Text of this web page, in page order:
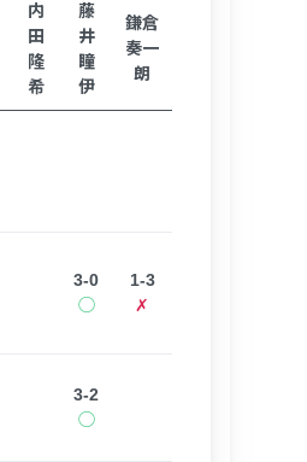
内
田
隆
希
藤
井
瞳
伊
鎌倉
奏一
朗
3-0
◯
1-3
✗
3-2
◯